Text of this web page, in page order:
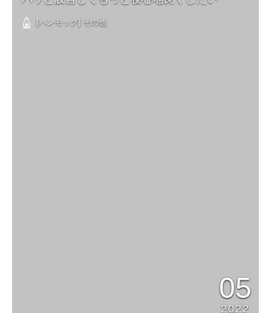
[ハンモック] その他
05
2022